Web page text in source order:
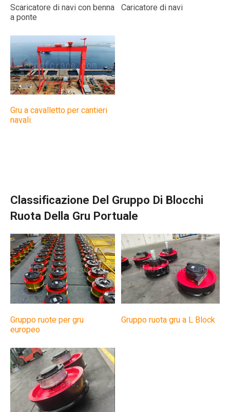
Scaricatore di navi con benna
a ponte
Caricatore di navi
Gru a cavalletto per cantieri
navali
Classificazione Del Gruppo Di Blocchi
Ruota Della Gru Portuale
Gruppo ruote per gru
europeo
Gruppo ruota gru a L Block